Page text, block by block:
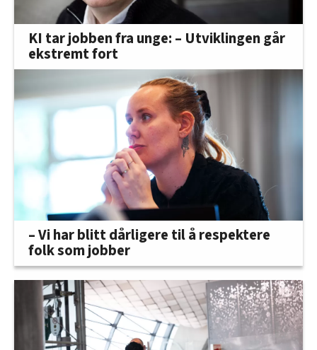
KI tar jobben fra unge: – Utviklingen går
ekstremt fort
– Vi har blitt dårligere til å respektere
folk som jobber